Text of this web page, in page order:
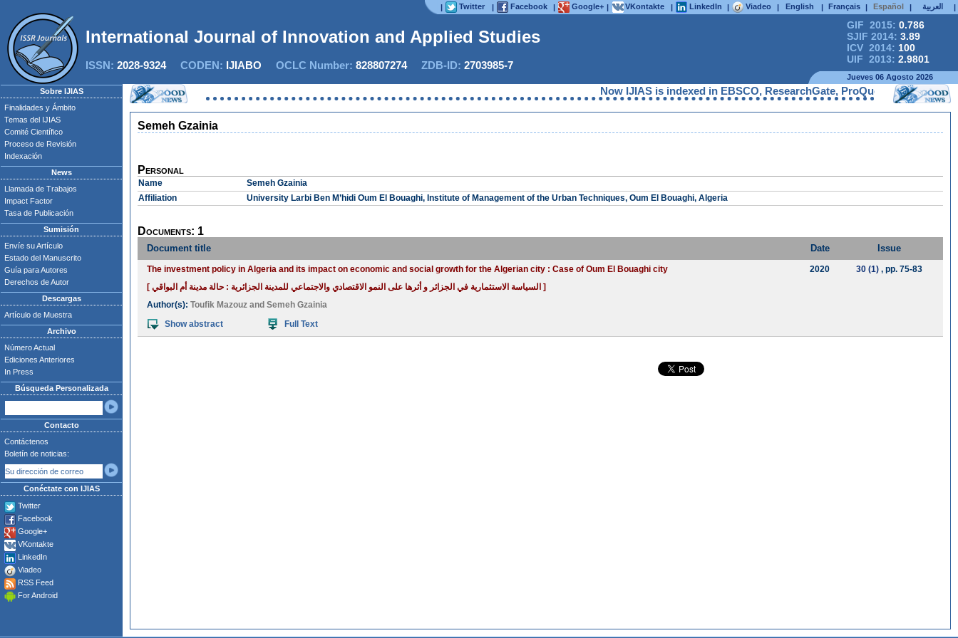
| Twitter | Facebook | Google+ | VKontakte | LinkedIn | Viadeo | English | Français | Español | العربية |
GIF 2015: 0.786
SJIF 2014: 3.89
ICV 2014: 100
UIF 2013: 2.9801
International Journal of Innovation and Applied Studies
ISSN: 2028-9324CODEN: IJIABO OCLC Number: 828807274ZDB-ID: 2703985-7
Jueves 06 Agosto 2026
Sobre IJIAS
Finalidades y Ámbito
Temas del IJIAS
Comité Científico
Proceso de Revisión
Indexación
News
Llamada de Trabajos
Impact Factor
Tasa de Publicación
Sumisión
Envíe su Artículo
Estado del Manuscrito
Guía para Autores
Derechos de Autor
Descargas
Artículo de Muestra
Archivo
Número Actual
Ediciones Anteriores
In Press
Búsqueda Personalizada
Contacto
Contáctenos
Boletín de noticias:
Conéctate con IJIAS
Twitter
Facebook
Google+
VKontakte
LinkedIn
Viadeo
RSS Feed
For Android
Now IJIAS is indexed in EBSCO, ResearchGate, ProQuest, Chemical
Semeh Gzainia
Personal
Name
Semeh Gzainia
Affiliation
University Larbi Ben M’hidi Oum El Bouaghi, Institute of Management of the Urban Techniques, Oum El Bouaghi, Algeria
Documents: 1
Document title Date Issue
The investment policy in Algeria and its impact on economic and social growth for the Algerian city : Case of Oum El Bouaghi city
[ السياسة الاستثمارية في الجزائر و أثرها على النمو الاقتصادي والاجتماعي للمدينة الجزائرية : حالة مدينة أم البواقي ]
Author(s): Toufik Mazouz and Semeh Gzainia
Show abstract
Full Text
2020 30 (1), pp. 75-83